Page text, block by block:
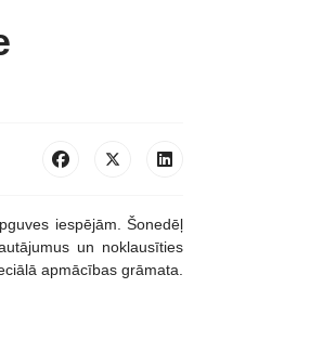
iespējām. Šonedēļ
un noklausīties
apmācības grāmata.